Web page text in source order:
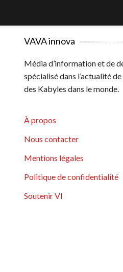
VAVA innova
Média d’information et de
spécialisé dans l’actualité
des Kabyles dans le monde.
À propos
Nous contacter
Mentions légales
Politique de confidentialité
Soutenir VI